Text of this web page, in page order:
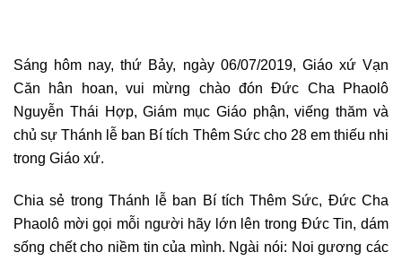
Sáng hôm nay, thứ Bảy, ngày 06/07/2019, Giáo xứ Vạn
Căn hân hoan, vui mừng chào đón Đức Cha Phaolô
Nguyễn Thái Hợp, Giám mục Giáo phận, viếng thăm và
chủ sự Thánh lễ ban Bí tích Thêm Sức cho 28 em thiếu nhi
trong Giáo xứ.
Chia sẻ trong Thánh lễ ban Bí tích Thêm Sức, Đức Cha
Phaolô mời gọi mỗi người hãy lớn lên trong Đức Tin, dám
sống chết cho niềm tin của mình. Ngài nói: Noi gương các